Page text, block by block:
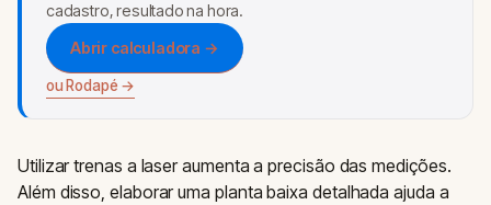
cadastro, resultado na hora.
Abrir calculadora →
ou Rodapé →
Utilizar trenas a laser aumenta a precisão das medições.
Além disso, elaborar uma planta baixa detalhada ajuda a